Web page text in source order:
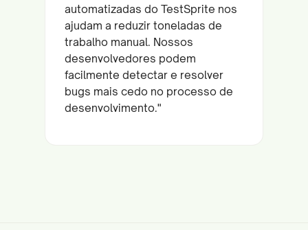
automatizadas do TestSprite nos
ajudam a reduzir toneladas de
trabalho manual. Nossos
desenvolvedores podem
facilmente detectar e resolver
bugs mais cedo no processo de
desenvolvimento."